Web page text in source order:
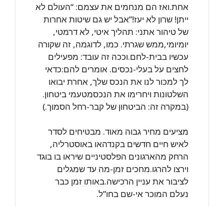
אחת.ואז הם מנחמים את עצמם: “העולם לא
ייתן! שרון לא יעז!”אבל יש גם שיטות אחרות
של טיהור אתני: תהליך איטי, לא דרמטי,
יומיומי,ממש שגרתי. כמו, לדוגמה, זה שקורה
עכשיו בבית-לחם.וככה זה עובד: מפעילים
לחצים על בעלי-נכסים. אומרים להם:כדאי
לך למכור לנו את הנכס שלך, אחרת יבואו
השלטונות ויחרימו את הנכסמטעמי ביטחון.
(במקרה זה: הביטחון של קבר-רחל הסמוך.)
מציעים מחיר גבוה מאוד. מבטיחים לסדר
לאיש חיים חדשים בקנדהאו באוסטרליה,
הרחק מהארגונים הפלסטיניים שיראו בו בוגד
וירצו להרגו.מחכים זמן-מה עד שמגלים
לציבור את עניין הרכישה.באותו זמן כבר
נעלם המוכר אי-שם בחו”ל.